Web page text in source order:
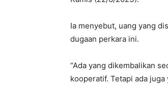
Ia menyebut, uang yang
dugaan perkara ini.
“Ada yang dikembalikan
kooperatif. Tetapi ada juga